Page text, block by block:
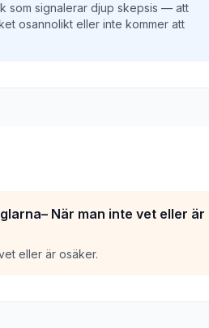
som signalerar djup skepsis — att
osannolikt eller inte kommer att
När man inte vet eller är
eller är osäker.